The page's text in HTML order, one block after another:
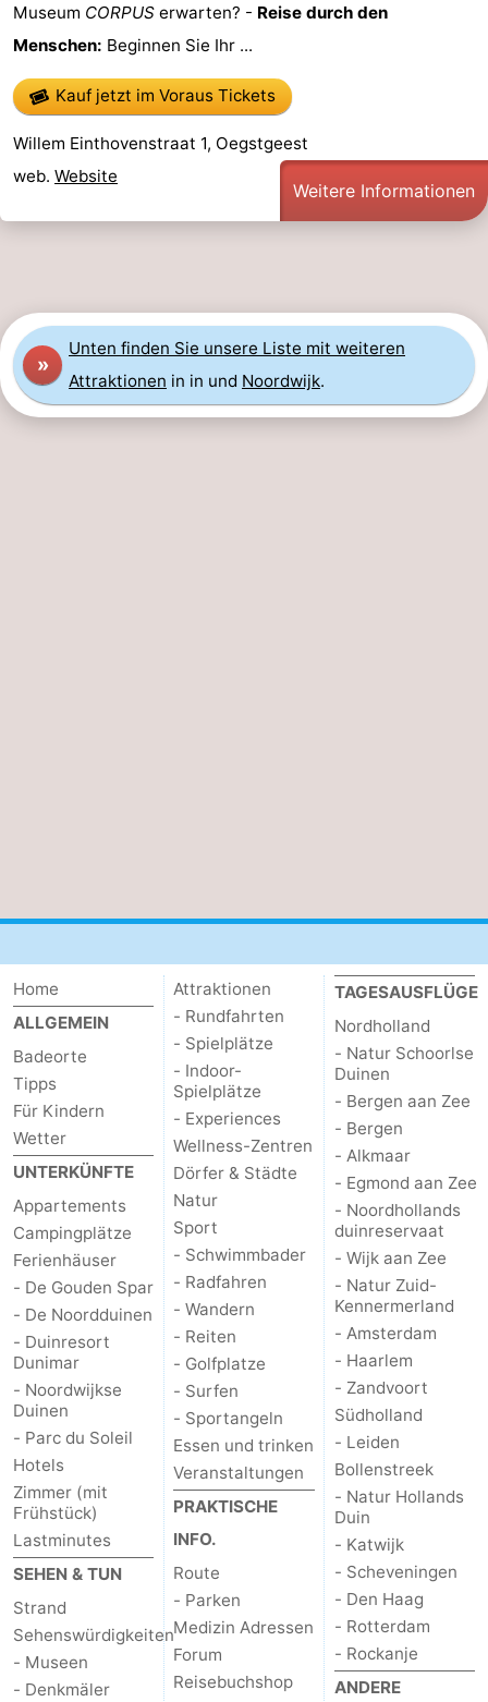
Golfplatze
-
Surfen
und
trinken
Veranstaltungen
Praktisch
Route
-
Parken
Reisebuchshop
aan
Zee
Natur
Zuid-
Kennermerland
-
Amsterdam
-
Haarlem
-
Zandvoort
Südholland
-
Leiden
Bollenstreek
Natur
Hollands
Duin
-
Katwijk
-
Scheveningen
Den
Haag
-
Rotterdam
-
Kontakt
Museum CORPUS erwarten? - Reise durch den
Menschen: Beginnen Sie Ihr ...
Kauf jetzt im Voraus Tickets
Willem Einthovenstraat 1, Oegstgeest
web. Website
Weitere Informationen
»
Unten finden Sie unsere Liste mit weiteren
Attraktionen in in und Noordwijk.
Home
ALLGEMEIN
Badeorte
Tipps
Für Kindern
Wetter
UNTERKÜNFTE
Appartements
Campingplätze
Ferienhäuser
- De Gouden Spar
- De Noordduinen
- Duinresort
Dunimar
- Noordwijkse
Duinen
- Parc du Soleil
Hotels
Zimmer (mit
Frühstück)
Lastminutes
SEHEN & TUN
Strand
Sehenswürdigkeiten
- Museen
- Denkmäler
Attraktionen
- Rundfahrten
- Spielplätze
- Indoor-
Spielplätze
- Experiences
Wellness-Zentren
Dörfer & Städte
Natur
Sport
- Schwimmbader
- Radfahren
- Wandern
- Reiten
- Golfplatze
- Surfen
- Sportangeln
Essen und trinken
Veranstaltungen
PRAKTISCHE
INFO.
Route
- Parken
Medizin Adressen
Forum
Reisebuchshop
TAGESAUSFLÜGE
Nordholland
- Natur Schoorlse
Duinen
- Bergen aan Zee
- Bergen
- Alkmaar
- Egmond aan Zee
- Noordhollands
duinreservaat
- Wijk aan Zee
- Natur Zuid-
Kennermerland
- Amsterdam
- Haarlem
- Zandvoort
Südholland
- Leiden
Bollenstreek
- Natur Hollands
Duin
- Katwijk
- Scheveningen
- Den Haag
- Rotterdam
- Rockanje
ANDERE